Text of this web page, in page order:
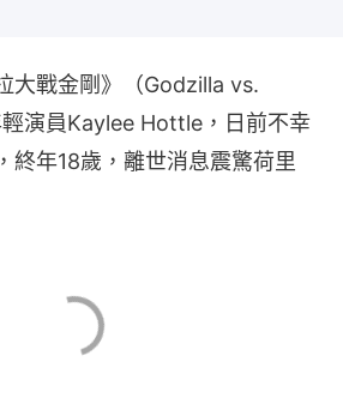
大戰金剛》（Godzilla vs.
演員Kaylee Hottle，日前不幸
終年18歲，離世消息震驚荷里